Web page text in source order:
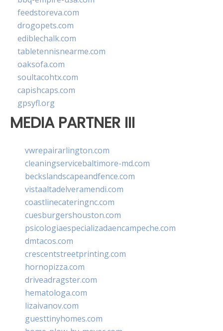
feedstoreva.com
drogopets.com
ediblechalk.com
tabletennisnearme.com
oaksofa.com
soultacohtx.com
capishcaps.com
gpsyfl.org
MEDIA PARTNER III
vwrepairarlington.com
cleaningservicebaltimore-md.com
beckslandscapeandfence.com
vistaaltadelveramendi.com
coastlinecateringnc.com
cuesburgershouston.com
psicologiaespecializadaencampeche.com
dmtacos.com
crescentstreetprinting.com
hornopizza.com
driveadragster.com
hematologa.com
lizaivanov.com
guesttinyhomes.com